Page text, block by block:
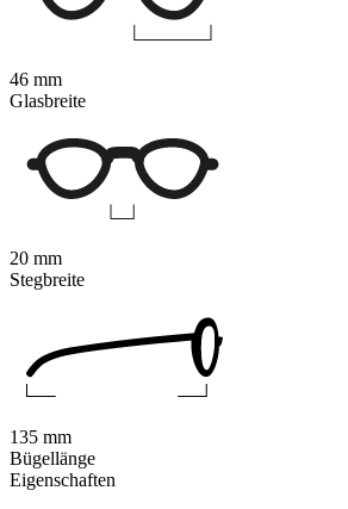
Eigenschaften
46 mm
Glasbreite
20 mm
Stegbreite
135 mm
Bügellänge